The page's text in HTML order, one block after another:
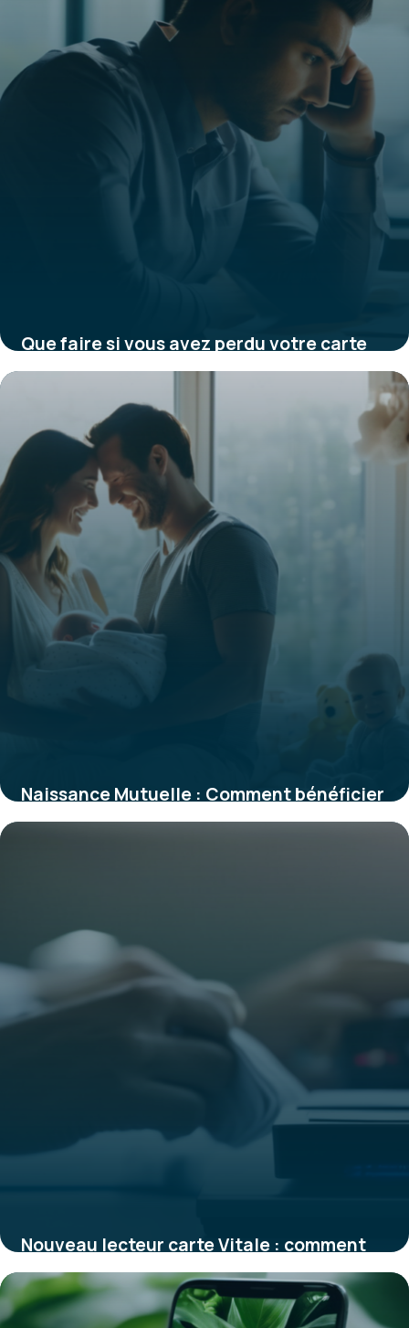
Que faire si vous avez perdu votre carte
de mutuelle : démarches et conseils
Naissance Mutuelle : Comment bénéficier
de la prime et protéger bébé
Nouveau lecteur carte Vitale : comment
sécuriser et simplifier la lecture
électronique